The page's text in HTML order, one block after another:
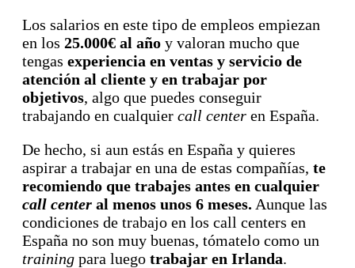
Los salarios en este tipo de empleos empiezan
en los 25.000€ al año y valoran mucho que
tengas experiencia en ventas y servicio de
atención al cliente y en trabajar por
objetivos, algo que puedes conseguir
trabajando en cualquier call center en España.
De hecho, si aun estás en España y quieres
aspirar a trabajar en una de estas compañías, te
recomiendo que trabajes antes en cualquier
call center al menos unos 6 meses. Aunque las
condiciones de trabajo en los call centers en
España no son muy buenas, tómatelo como un
training para luego trabajar en Irlanda.